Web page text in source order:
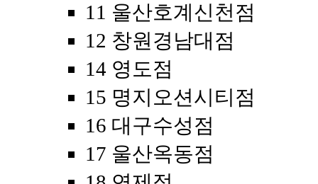
11 울산호계신천점
12 창원경남대점
14 영도점
15 명지오션시티점
16 대구수성점
17 울산옥동점